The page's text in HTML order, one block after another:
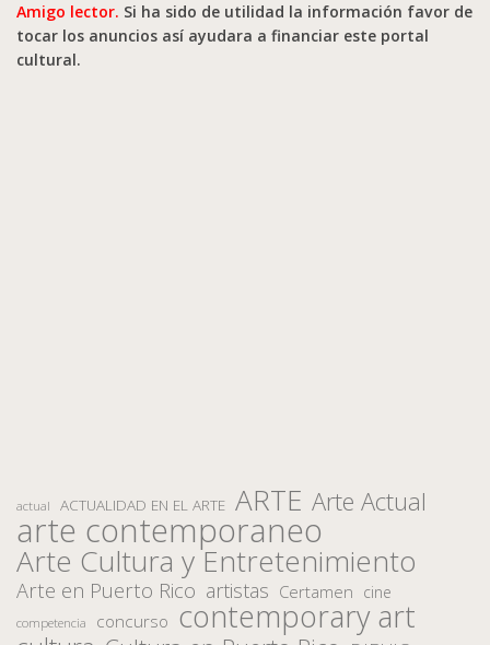
Amigo lector. Si ha sido de utilidad la información favor de
tocar los anuncios así ayudara a financiar este portal
cultural.
actual ACTUALIDAD EN EL ARTE ARTE Arte Actual
arte contemporaneo
Arte Cultura y Entretenimiento
Arte en Puerto Rico artistas Certamen cine
competencia concurso contemporary art